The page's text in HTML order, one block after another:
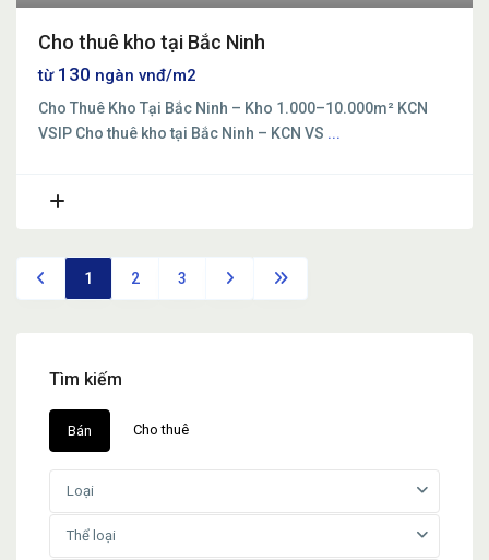
Cho thuê kho tại Bắc Ninh
từ130 ngàn vnđ/m2
Cho Thuê Kho Tại Bắc Ninh – Kho 1.000–10.000m² KCN
VSIP Cho thuê kho tại Bắc Ninh – KCN VS ...
1 2 3
Tìm kiếm
Bán Cho thuê
Loại
Thể loại